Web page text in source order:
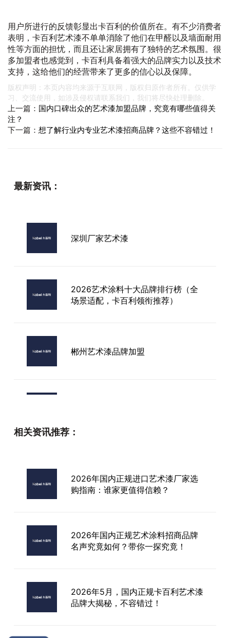
用户所进行的反馈彰显出卡百利的价值所在。有不少消费者
表明，卡百利艺术漆不单单消除了他们在甲醛以及墙面耐用
性等方面的担忧，而且还让家居拥有了独特的艺术氛围。很
多加盟者也感觉到，卡百利具备着强大的品牌实力以及技术
支持，这给他们的经营带来了更多的信心以及保障。
版权声明：本页内容均来源于互联网，版权归原作者所有。仅供学
习、交流使用，如涉及侵权请联系我们，我们将尽快处理删除。
上一篇： 国内口碑出众的艺术漆加盟品牌，究竟有哪些值得关
注？
下一篇： 想了解行业内专业艺术漆招商品牌？这些不容错过！
最新资讯：
深圳厂家艺术漆
2026艺术涂料十大品牌排行榜（全
场景适配，卡百利领衔推荐）
郴州艺术漆品牌加盟
相关资讯推荐：
2026年国内正规进口艺术漆厂家选
购指南：谁家更值得信赖？
2026年国内正规艺术涂料招商品牌
名声究竟如何？带你一探究竟！
2026年5月，国内正规卡百利艺术漆
品牌大揭秘，不容错过！